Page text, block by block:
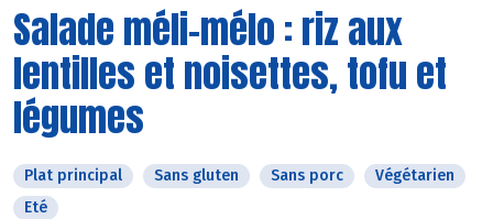
Salade méli-mélo : riz aux
lentilles et noisettes, tofu et
légumes
Plat principal Sans gluten Sans porc
Végétarien
Eté